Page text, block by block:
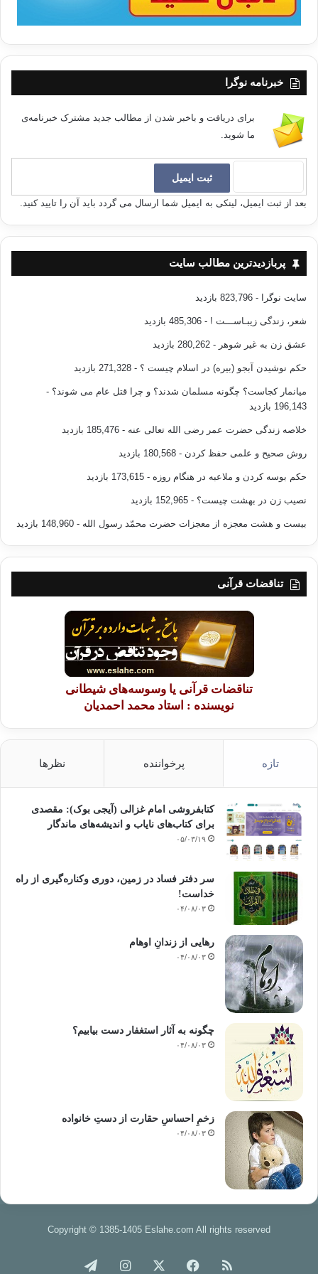
نه‌سلێكی نوێ هه‌یه كه له‌ژێر په‌روه‌رده‌یه‌كی ئازاد‌و سروشتیدا بتوانێ توانایی
وتنی “نه‌خێر”ی هه‌بێت‌و له هه‌مان كاتیشدا ڕێز له كه‌سی “به‌رامبه‌ر”یشی
سانتراڵ
بشكێنێ‌و حه‌وزه‌ی ژیانی تاكه‌كه‌سی له جه‌معی جوێ بكاته‌وه‌و خه‌سار‌و نه‌خۆشی
سیاسه‌تزه‌ده‌گی له‌نێو كورددا ڕیشه‌كێش بكا.
ئه‌و كێشانه‌ی ئێستا له‌نێو
بۆ نه‌بوونی ڕووحی دیمۆكراسی‌و فه‌رهه‌نگی سیاسی‌و نه‌بوونی ڕێز بۆ ئازادی
ڕا‌و به‌گشتی. به‌ڵام هیوادارم كه هه‌موومان له ڕابردوو كه باشترین مامۆستای
مرۆڤه
ده‌رس وه‌ربگرین‌و چیدی به‌رژه‌وه‌ندیی کۆیی ته‌ته‌وه‌یی نه‌كهی‌نه قۆچی قوربانیی
مرۆڤێکی دڵسۆزی خۆنه‌ویستی خزمه‌تكاری گه‌له‌كه‌مانین” نه‌ك به پێچه‌وانه‌وه…
به‌ هیوای ئه‌و ڕۆژه.
خبرنامه نوگرا
برای دریافت و باخبر شدن از مطالب جدید مشترک خبرنامه‌ی
ما شوید.
بعد از ثبت ایمیل، لینکی به ایمیل شما ارسال می گردد باید آن را تایید کنید.
پربازدیدترین مطالب سایت
سایت نوگرا - 823,796 بازدید
شعر، زندگی زیبـاســـت ! - 485,306 بازدید
عشق زن به غیر شوهر - 280,262 بازدید
حکم نوشیدن آبجو (بیره) در اسلام چیست ؟ - 271,328 بازدید
میانمار کجاست؟ چگونه مسلمان شدند؟ و چرا قتل عام می شوند؟ -
196,143 بازدید
خلاصه زندگی حضرت عمر رضی الله تعالی عنه - 185,476 بازدید
روش صحیح و علمی حفظ کردن - 180,568 بازدید
حکم بوسه کردن و ملاعبه در هنگام روزه - 173,615 بازدید
نصیب زن در بهشت چیست؟ - 152,965 بازدید
بیست و هشت معجزه از معجزات حضرت محمّد رسول الله - 148,960 بازدید
تناقضات قرآنی
تناقضات قرآنی یا وسوسه‌های شیطانی
نویسنده : استاد محمد احمدیان
تازه پرخواننده نظرها
کتابفروشی امام غزالی (آیجی بوک): مقصدی
برای کتاب‌های نایاب و اندیشه‌های ماندگار
۰۵/۰۳/۱۹
سر دفتر فساد در زمین‌، دوری وکناره‌گیری از راه
خداست‌!
۰۴/۰۸/۰۳
رهایی از زندانِ اوهام
۰۴/۰۸/۰۳
چگونه به آثار استغفار دست بیابیم؟
۰۴/۰۸/۰۳
زخمِ احساسِ حقارت از دستِ خانواده
۰۴/۰۸/۰۳
Copyright © 1385-1405 Eslahe.com All rights reserved
خوراک فیس اینستاگرام